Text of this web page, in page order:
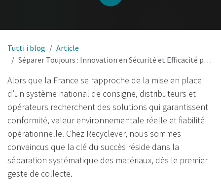
Tutti i blog
Article
Séparer Toujours : Innovation en Sécurité et Efficacité pour la Gestion des Matériaux dans la Consigne en France
Alors que la France se rapproche de la mise en place
d’un système national de consigne, distributeurs et
opérateurs recherchent des solutions qui garantissent
conformité, valeur environnementale réelle et fiabilité
opérationnelle. Chez Recyclever, nous sommes
convaincus que la clé du succès réside dans la
séparation systématique des matériaux, dès le premier
geste de collecte.